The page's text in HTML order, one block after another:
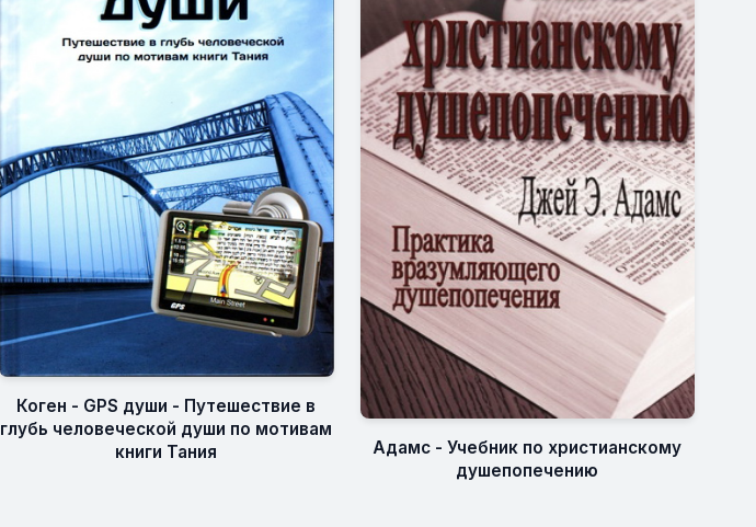
Коген - GPS души - Путешествие в
глубь человеческой души по мотивам
книги Тания
Адамс - Учебник по христианскому
душепопечению